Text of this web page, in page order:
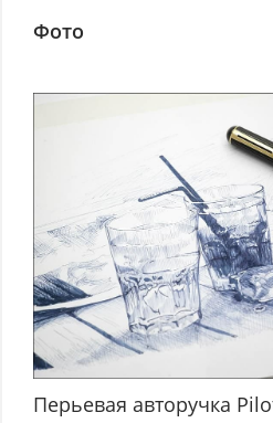
Фото
Перьевая авторучка